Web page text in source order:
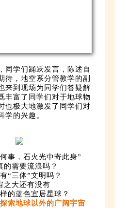
同学们踊跃发言，陈述自
待，地空系分管教学的副
来到现场为同学们答疑解
丰富了同学们对于地球物
也极大地激发了同学们对
学的兴趣。
事，石火光中寄此身”
的需要流浪吗？
“三体”文明吗？
之大还有没有
的蓝色宜居星球？
索地球以外的广阔宇宙